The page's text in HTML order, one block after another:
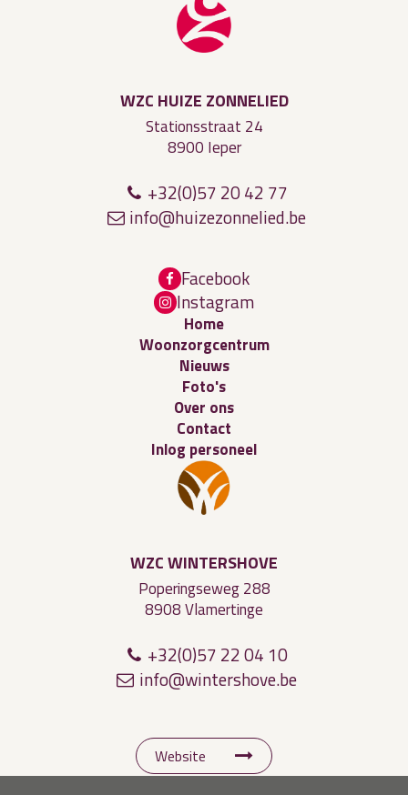
WZC HUIZE ZONNELIED
Stationsstraat 24
8900 Ieper
+32(0)57 20 42 77
info@huizezonnelied.be
Facebook
Instagram
Home
Woonzorgcentrum
Nieuws
Foto's
Over ons
Contact
Inlog personeel
WZC WINTERSHOVE
Poperingseweg 288
8908 Vlamertinge
+32(0)57 22 04 10
info@wintershove.be
Website